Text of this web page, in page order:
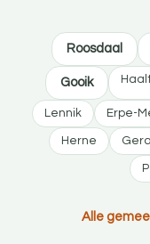
Roosdaal
Gooik
Lennik Erpe-
Herne
Alle